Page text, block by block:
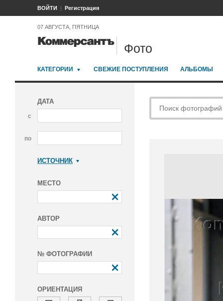
ВОЙТИ Регистрация
07 АВГУСТА, ПЯТНИЦА
Фото
КАТЕГОРИИ СВЕЖИЕ ПОСТУПЛЕНИЯ АЛЬБОМЫ
ДАТА
с
по
ИСТОЧНИК
МЕСТО
АВТОР
№ ФОТОГРАФИИ
ОРИЕНТАЦИЯ